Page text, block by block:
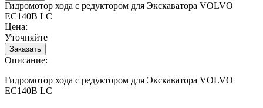
Гидромотор хода с редуктором для Экскаватора VOLVO
EC140B LC
Цена:
Уточняйте
Описание:
Гидромотор хода с редуктором для Экскаватора VOLVO
EC140B LC